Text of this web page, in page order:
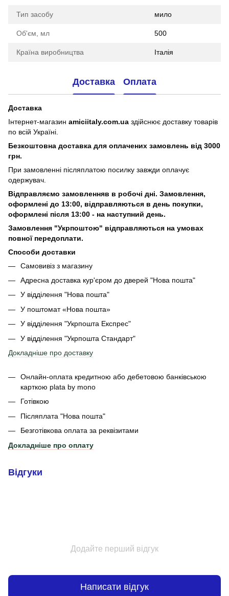
Тип засобу мило
Об'єм, мл 500
Країна виробництва Італія
Доставка Оплата
Доставка
Інтернет-магазин amiciitaly.com.ua здійснює доставку товарів
по всій Україні.
Безкоштовна доставка для оплачених замовлень від 3000
грн.
При замовленні післяплатою посилку завжди оплачує
одержувач.
Відправляємо замовленняв в робочі дні. Замовлення,
оформлені до 13:00, відправляються в день покупки,
оформлені після 13:00 - на наступний день.
Замовлення "Укрпоштою" відправляються на умовах
повної передоплати.
Способи доставки
Самовивіз з магазину
Адресна доставка кур'єром до дверей "Нова пошта"
У відділення "Нова пошта"
У поштомат «Нова пошта»
У відділення "Укрпошта Експрес"
У відділення "Укрпошта Стандарт"
Докладніше про доставку
Онлайн-оплата кредитною або дебетовою банківською
карткою plata by mono
Готівкою
Післяплата "Нова пошта"
Безготівкова оплата за реквізитами
Докладніше про оплату
Відгуки
Додайте перший відгук
Написати відгук